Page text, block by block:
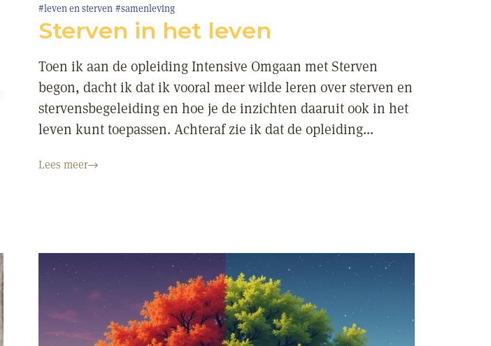
#leven en sterven #samenleving
Sterven in het leven
Toen ik aan de opleiding Intensive Omgaan met Sterven
begon, dacht ik dat ik vooral meer wilde leren over sterven en
stervensbegeleiding en hoe je de inzichten daaruit ook in het
leven kunt toepassen. Achteraf zie ik dat de opleiding...
Lees meer